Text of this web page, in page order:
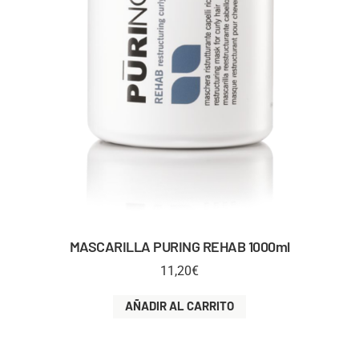
MASCARILLA PURING REHAB 1000ml
11,20€
AÑADIR AL CARRITO